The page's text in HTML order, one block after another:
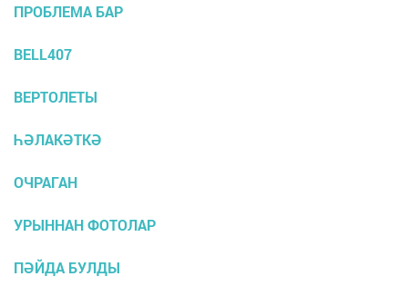
ПРОБЛЕМА БАР
BELL407
ВЕРТОЛЕТЫ
ҺӘЛАКӘТКӘ
ОЧРАГАН
УРЫННАН ФОТОЛАР
ПӘЙДА БУЛДЫ